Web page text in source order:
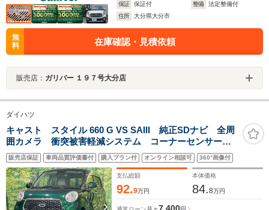
保証
保証付 整備
法定整備付
住所
大分県大分市
無
料
在庫確認・見積依頼
販売店： ガリバー １９７号大分店
ダイハツ
キャスト スタイル 660 G VS SAIII 純正SDナビ 全周
囲カメラ 衝突被害軽減システム コーナーセンサー
スマートキー LEDヘッド 純正15インチアルミ 車線
逸脱警報 オートライト オートエアコン Bluetooth
CD
販売店保証 車両品質評価書付 購入プラン付 オンライン相談可 360°画像付
支払総額
92.9万円
本体価格
84.8万円